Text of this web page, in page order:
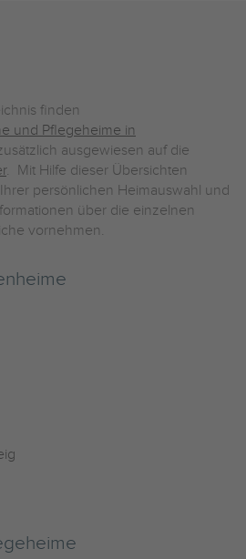
finden
und Pflegeheime in
ausgewiesen auf die
. Mit Hilfe dieser Übersichten
persönlichen Heimauswahl und
über die einzelnen
vornehmen.